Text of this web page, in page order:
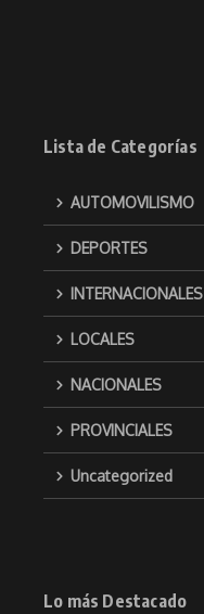
Lista de Categorías
AUTOMOVILISMO
DEPORTES
INTERNACIONALES
LOCALES
NACIONALES
PROVINCIALES
Uncategorized
Lo más Destacado